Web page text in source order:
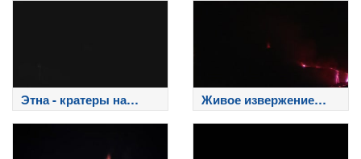
Этна - кратеры на
вершине
Живое извержение
Этны